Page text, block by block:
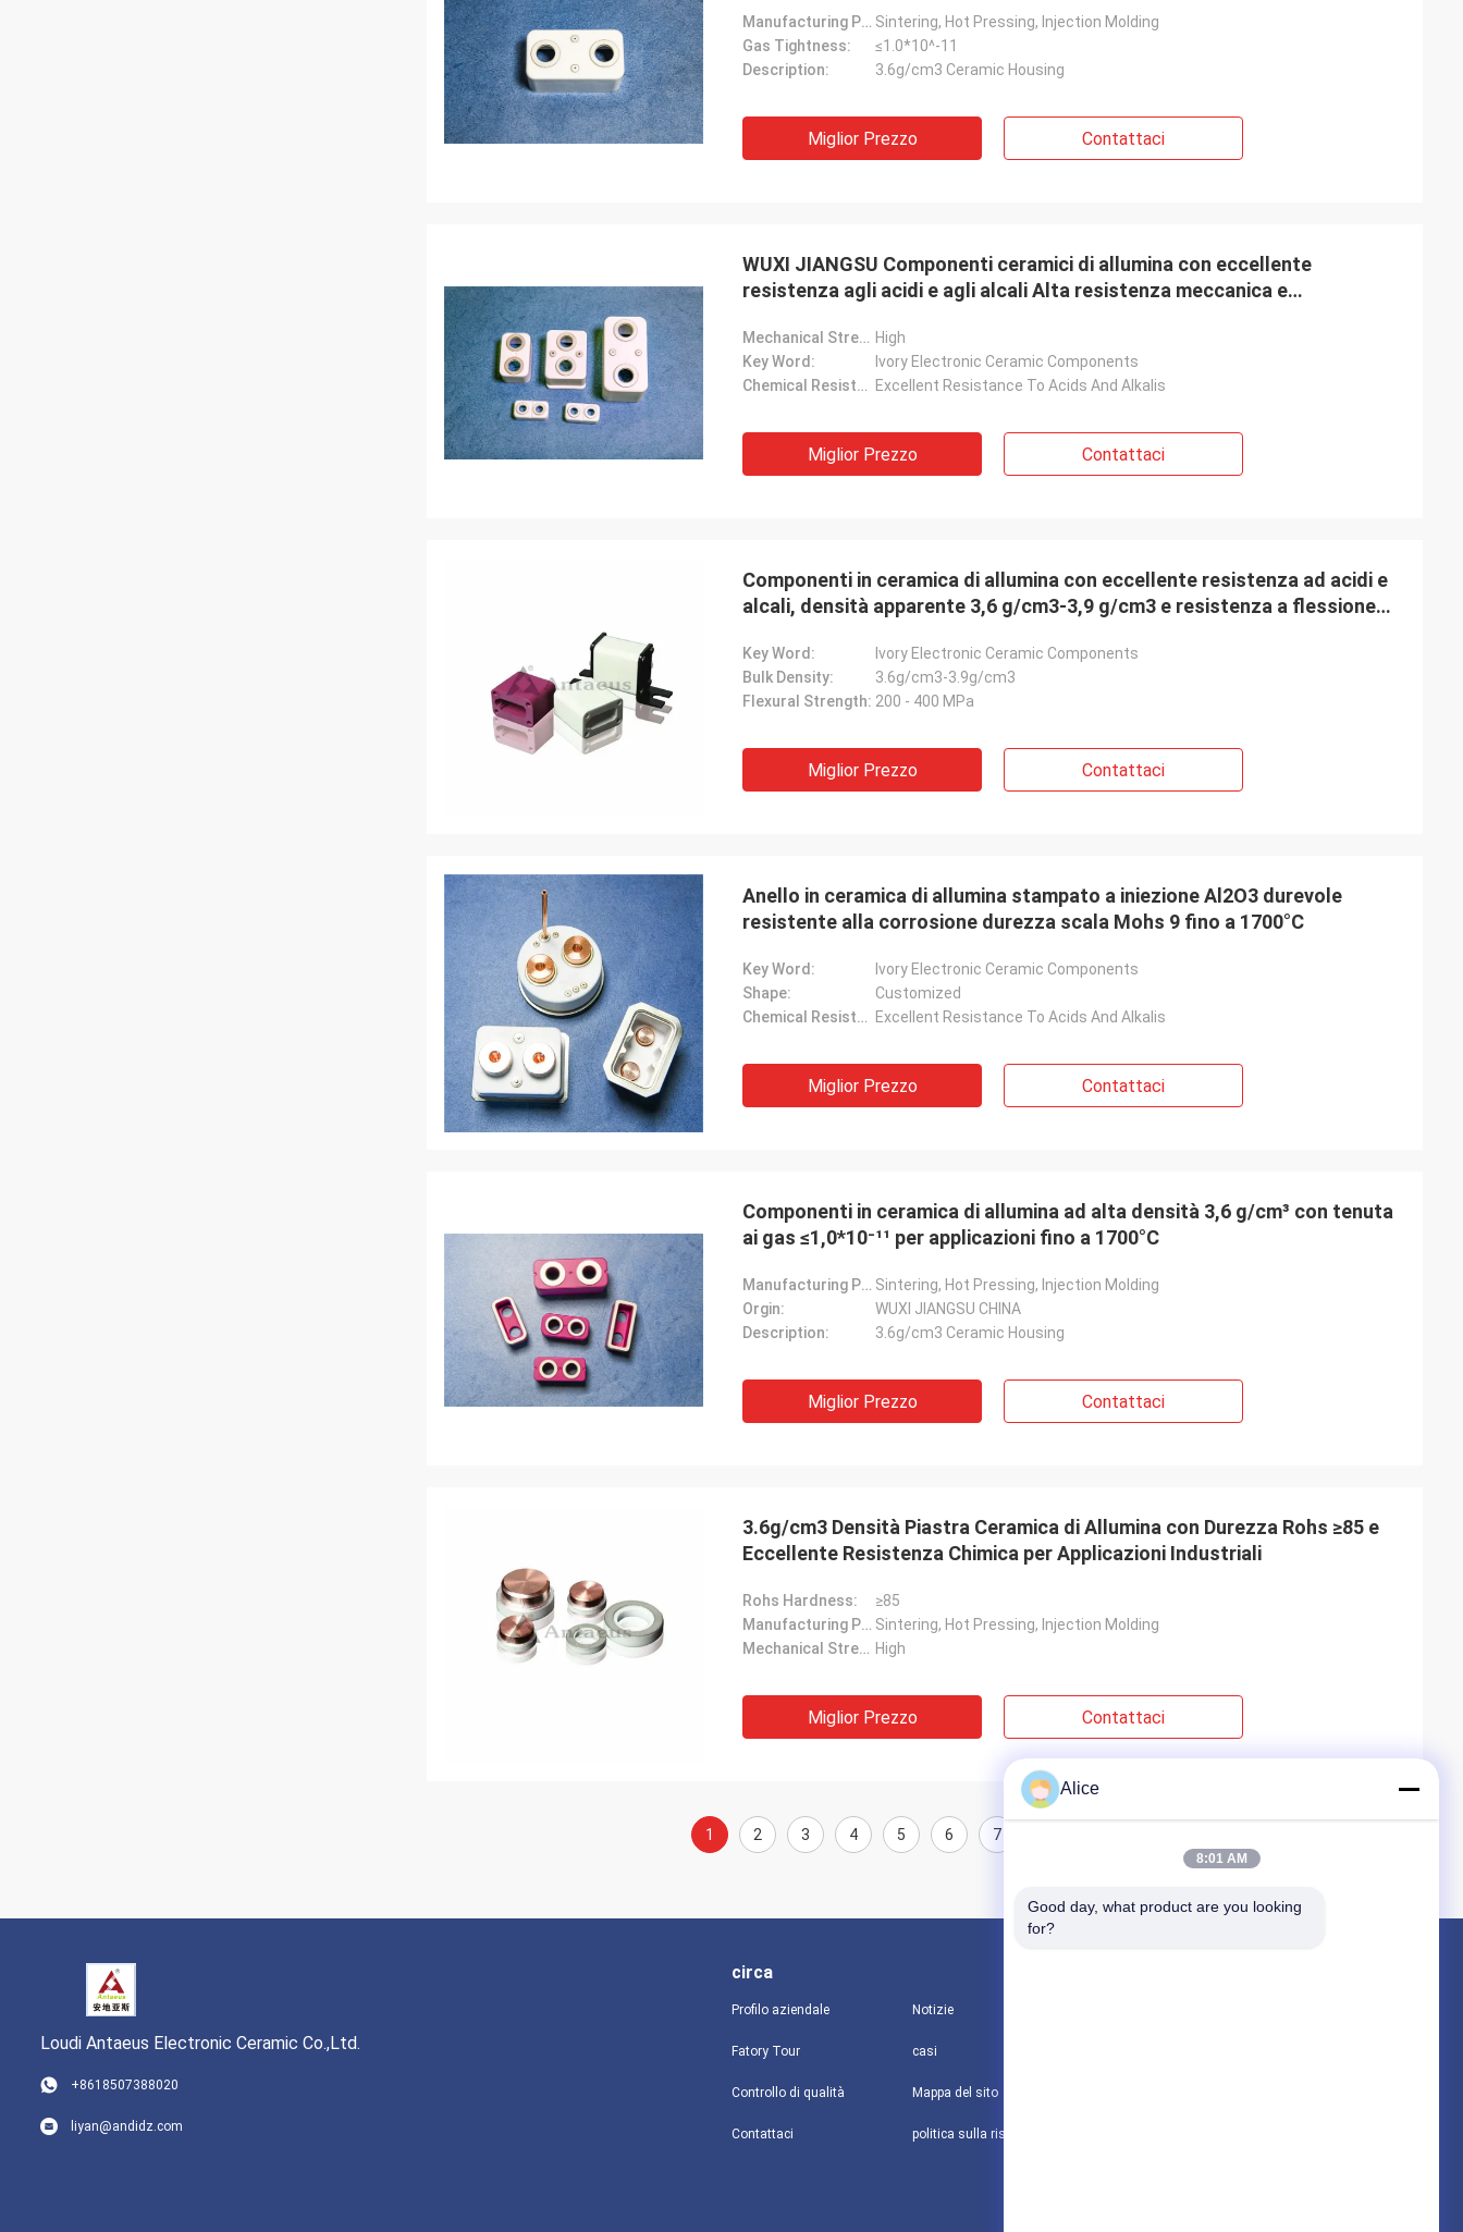
Manufacturing Process: Sintering, Hot Pressing, Injection Molding
Gas Tightness:
≤1.0*10^-11
Description:
3.6g/cm3 Ceramic Housing
Miglior Prezzo Contattaci
WUXI JIANGSU Componenti ceramici di allumina con eccellente
resistenza agli acidi e agli alcali Alta resistenza meccanica e
Mechanical Strength: High
Key Word:
Ivory Electronic Ceramic Components
Chemical Resistance:
Excellent Resistance To Acids And Alkalis
Miglior Prezzo Contattaci
Componenti in ceramica di allumina con eccellente resistenza ad acidi e
alcali, densità apparente 3,6 g/cm3-3,9 g/cm3 e resistenza a flessione
Key Word:
Ivory Electronic Ceramic Components
Bulk Density:
3.6g/cm3-3.9g/cm3
Flexural Strength: 200 - 400 MPa
Miglior Prezzo Contattaci
Anello in ceramica di allumina stampato a iniezione Al2O3 durevole
resistente alla corrosione durezza scala Mohs 9 fino a 1700°C
Key Word:
Ivory Electronic Ceramic Components
Shape:
Customized
Chemical Resistance:
Excellent Resistance To Acids And Alkalis
Miglior Prezzo Contattaci
Componenti in ceramica di allumina ad alta densità 3,6 g/cm³ con tenuta
ai gas ≤1,0*10⁻¹¹ per applicazioni fino a 1700°C
Manufacturing Process: Sintering, Hot Pressing, Injection Molding
Orgin:
WUXI JIANGSU CHINA
Description:
3.6g/cm3 Ceramic Housing
Miglior Prezzo Contattaci
3.6g/cm3 Densità Piastra Ceramica di Allumina con Durezza Rohs ≥85 e
Eccellente Resistenza Chimica per Applicazioni Industriali
Rohs Hardness:
≥85
Manufacturing Process: Sintering, Hot Pressing, Injection Molding
Mechanical Strength: High
Miglior Prezzo Contattaci
1 2 3 4 5 6 7
Loudi Antaeus Electronic Ceramic Co.,Ltd.
+8618507388020
liyan@andidz.com
circa
Profilo aziendale
Fatory Tour
Controllo di qualità
Contattaci
Notizie
casi
Mappa del sito
Alice
8:01 AM
Good day, what product are you looking
for?